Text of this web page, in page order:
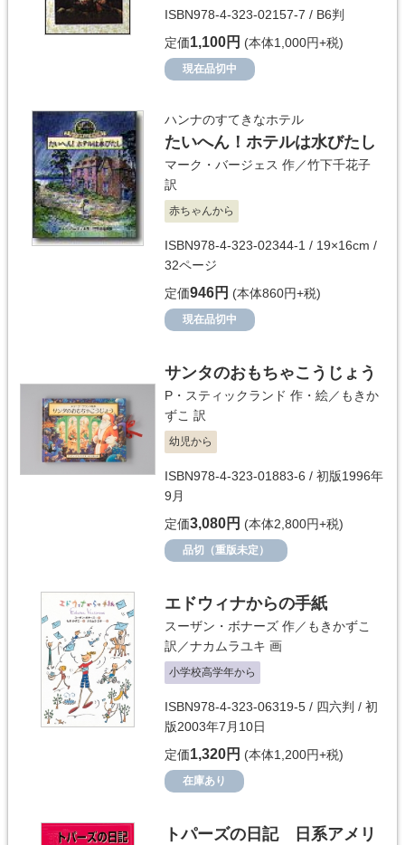
ISBN978-4-323-02157-7 / B6判
定価1,100円 (本体1,000円+税)
現在品切中
ハンナのすてきなホテル
たいへん！ホテルは水びたし
マーク・バージェス 作／竹下千花子
訳
赤ちゃんから
ISBN978-4-323-02344-1 / 19×16cm /
32ページ
定価946円 (本体860円+税)
現在品切中
サンタのおもちゃこうじょう
P・スティックランド 作・絵／ もきか
ずこ 訳
幼児から
ISBN978-4-323-01883-6 / 初版1996年
9月
定価3,080円 (本体2,800円+税)
品切（重版未定）
エドウィナからの手紙
スーザン・ボナーズ 作／ もきかずこ
訳／ナカムラユキ 画
小学校高学年から
ISBN978-4-323-06319-5 / 四六判 / 初
版2003年7月10日
定価1,320円 (本体1,200円+税)
在庫あり
トパーズの日記 日系アメリ